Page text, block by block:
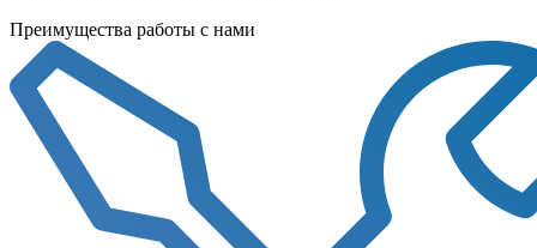
Преимущества работы с нами